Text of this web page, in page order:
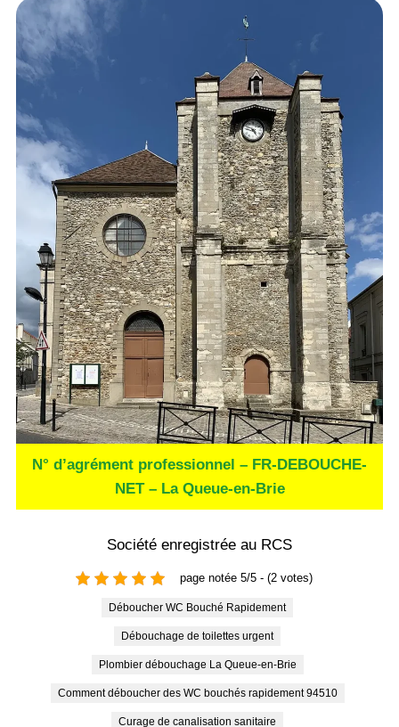
N° d’agrément professionnel – FR-DEBOUCHE-
NET – La Queue-en-Brie
Société enregistrée au RCS
page notée 5/5 - (2 votes)
Déboucher WC Bouché Rapidement
Débouchage de toilettes urgent
Plombier débouchage La Queue-en-Brie
Comment déboucher des WC bouchés rapidement 94510
Curage de canalisation sanitaire